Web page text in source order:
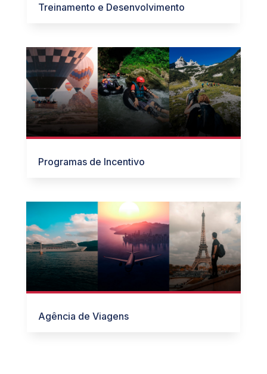
Treinamento e Desenvolvimento
Programas de Incentivo
Agência de Viagens